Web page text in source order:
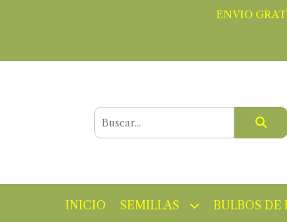
ENVIO
INICIO SEMILLAS BULBOS DE